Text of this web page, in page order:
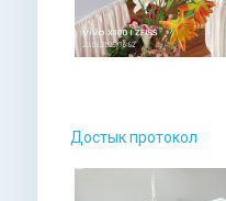
Достык протокол